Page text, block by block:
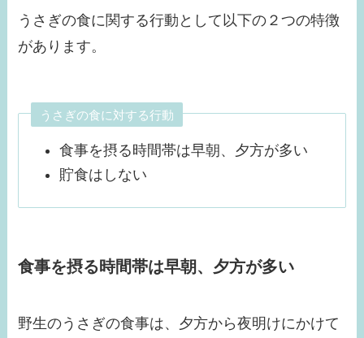
うさぎの食に関する行動として以下の２つの特徴
があります。
うさぎの食に対する行動
食事を摂る時間帯は早朝、夕方が多い
貯食はしない
食事を摂る時間帯は早朝、夕方が多い
野生のうさぎの食事は、夕方から夜明けにかけて